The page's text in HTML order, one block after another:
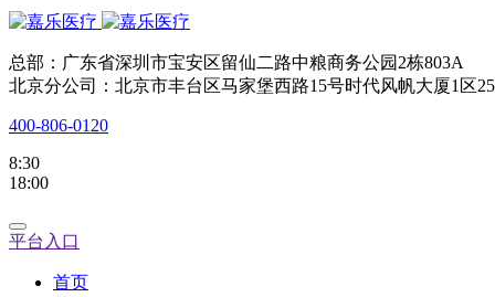
总部：广东省深圳市宝安区留仙二路中粮商务公园2栋803A
北京分公司：北京市丰台区马家堡西路15号时代风帆大厦1区
400-806-0120
8:30
18:00
平台入口
首页